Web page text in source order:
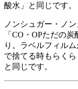
酸水」と同じです。
ノンシュガー・ノ
「CO・OPただの
り。ラベルフィル
で捨てる時もらく
と同じです。